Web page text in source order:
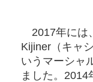
2017年には
Kijiner（キャ
いうマーシャ
ました。